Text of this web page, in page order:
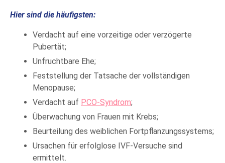
Hier sind die häufigsten:
Verdacht auf eine vorzeitige oder verzögerte
Pubertät;
Unfruchtbare Ehe;
Feststellung der Tatsache der vollständigen
Menopause;
Verdacht auf PCO-Syndrom;
Überwachung von Frauen mit Krebs;
Beurteilung des weiblichen Fortpflanzungssystems;
Ursachen für erfolglose IVF-Versuche sind
ermittelt.